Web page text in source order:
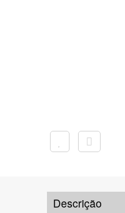
Descrição